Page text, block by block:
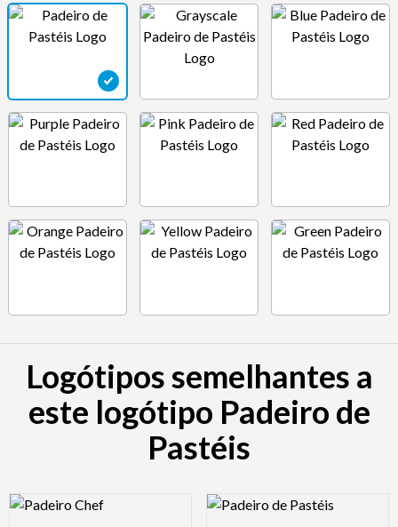
Logótipos semelhantes a
este logótipo Padeiro de
Pastéis
Logo Preview Image Logo Preview Image